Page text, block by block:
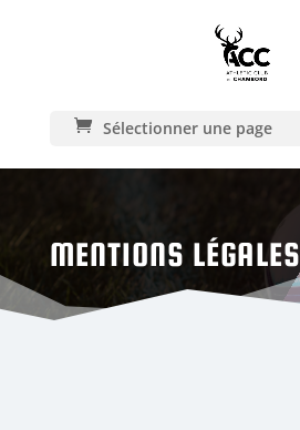
Sélectionner une page
MENTIONS LÉGALES